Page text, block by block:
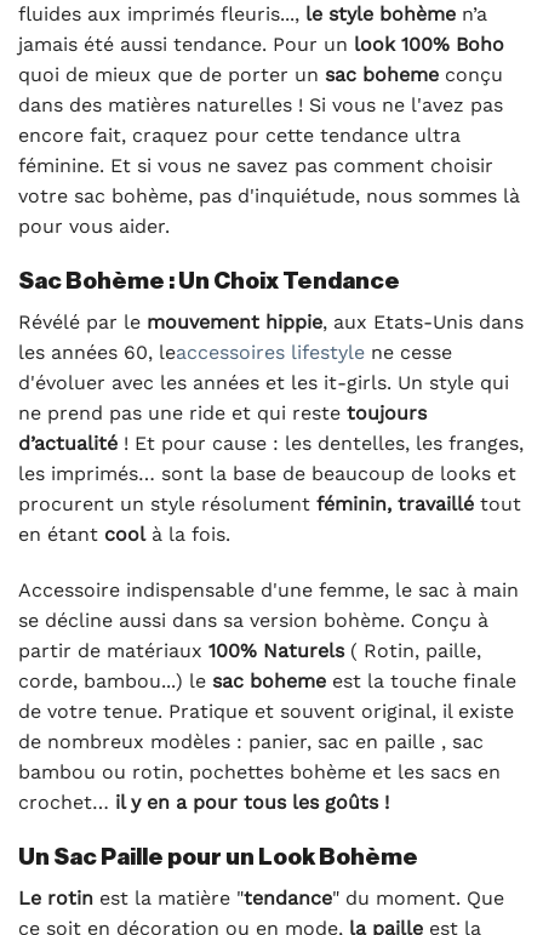
fluides aux imprimés fleuris..., le style bohème n’a
jamais été aussi tendance. Pour un look 100% Boho
quoi de mieux que de porter un sac boheme conçu
dans des matières naturelles ! Si vous ne l'avez pas
encore fait, craquez pour cette tendance ultra
féminine. Et si vous ne savez pas comment choisir
votre sac bohème, pas d'inquiétude, nous sommes là
pour vous aider.
Sac Bohème : Un Choix Tendance
Révélé par le mouvement hippie, aux Etats-Unis dans
les années 60, leaccessoires lifestyle ne cesse
d'évoluer avec les années et les it-girls. Un style qui
ne prend pas une ride et qui reste toujours
d’actualité ! Et pour cause : les dentelles, les franges,
les imprimés… sont la base de beaucoup de looks et
procurent un style résolument féminin, travaillé tout
en étant coolà la fois.
Accessoire indispensable d'une femme, le sac à main
se décline aussi dans sa version bohème. Conçu à
partir de matériaux 100% Naturels( Rotin, paille,
corde, bambou...) le sac boheme est la touche finale
de votre tenue. Pratique et souvent original, il existe
de nombreux modèles : panier, sac en paille , sac
bambou ou rotin, pochettes bohème et les sacs en
crochet… il y en a pour tous les goûts !
Un Sac Paille pour un Look Bohème
Le rotin est la matière "tendance" du moment. Que
ce soit en décoration ou en mode, la paille est la